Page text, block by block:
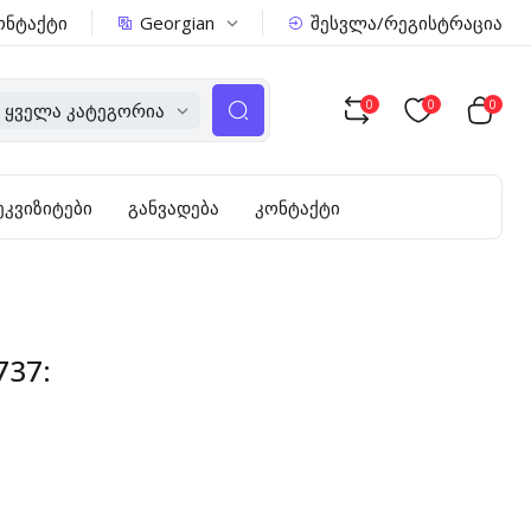
Georgian შესვლა/რეგისტრაცია
Ყველა Კატეგორია 0 0 0
განვადება კონტაქტი